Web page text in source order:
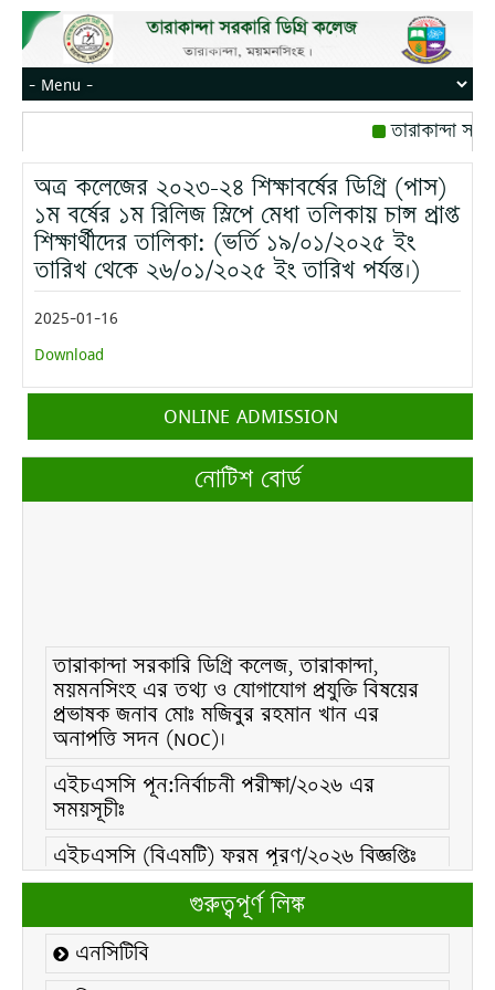
তারাকান্দা
রোজ বৃহস্পতিবার।
মোবাইল নম্বর:
অত্র কলেজের ২০২৩-২৪ শিক্ষাবর্ষের ডিগ্রি (পাস)
১ম বর্ষের ১ম রিলিজ স্লিপে মেধা তলিকায় চান্স প্রাপ্ত
শিক্ষার্থীদের তালিকা: (ভর্তি ১৯/০১/২০২৫ ইং
তারিখ থেকে ২৬/০১/২০২৫ ইং তারিখ পর্যন্ত।)
2025-01-16
Download
ONLINE ADMISSION
নোটিশ বোর্ড
তারাকান্দা সরকারি ডিগ্রি কলেজ, তারাকান্দা,
ময়মনসিংহ এর তথ্য ও যোগাযোগ প্রযুক্তি বিষয়ের
প্রভাষক জনাব মোঃ মজিবুর রহমান খান এর
অনাপত্তি সদন (NOC)।
এইচএসসি পূন:নির্বাচনী পরীক্ষা/২০২৬ এর
সময়সূচীঃ
এইচএসসি (বিএমটি) ফরম পূরণ/২০২৬ বিজ্ঞপ্তিঃ
এইচএসসি ফরম/২০২৬ পূরণ বিজ্ঞপ্তিঃ
২১ ফেব্রুয়ারি/২০২৬ ইং তারিখে “শহিদ দিবস ও
আন্তর্জাতিক মাতৃভাষা দিবস-২০২৬ উদযাপন
গুরুত্বপূর্ণ লিঙ্ক
এনসিটিবি